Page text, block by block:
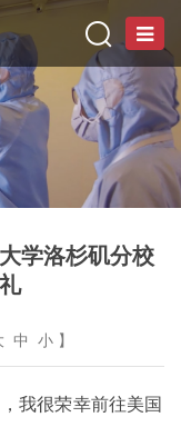
学洛杉矶分校
中 小】
我很荣幸前往美国